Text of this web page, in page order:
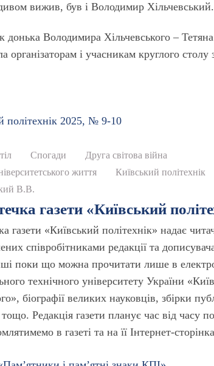
вижив, був і Володимир Хільчевський.
донька Володимира Хільчевського –
організаторам і учасникам круглого
полiтехнiк 2025, № 9-10
Спогади
Друга світова війна
життя
Київський політехнік
В.В.
газети «Київський
газети «Київський політехнік» надає
співробітниками редакції та
поки що можна прочитати лише в
технічного університету України
біографії великих науковців, збірки
Редакція газети планує час від часу
в газеті та на її Інтернет-